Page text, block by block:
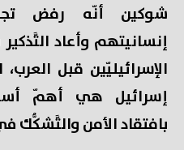
شوكين أنّه رفض
إنسانيتهم وأعاد
الإسرائيليّين قبل
إسرائيل هي أهمّ
بافتقاد الأمن والتَّشكُّك